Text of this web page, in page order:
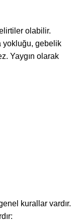
olabilir.
yokluğu, gebelik
Yaygın olarak
kurallar vardır.